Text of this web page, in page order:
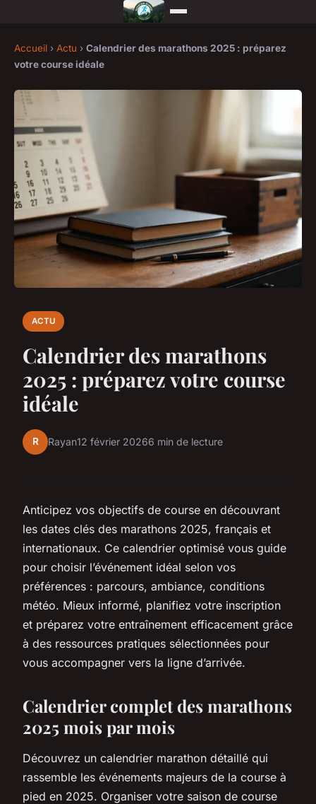
Accueil › Actu › Calendrier des marathons 2025 : préparez
votre course idéale
ACTU
Calendrier des marathons
2025 : préparez votre course
idéale
R Rayan12 février 20266 min de lecture
Anticipez vos objectifs de course en découvrant
les dates clés des marathons 2025, français et
internationaux. Ce calendrier optimisé vous guide
pour choisir l’événement idéal selon vos
préférences : parcours, ambiance, conditions
météo. Mieux informé, planifiez votre inscription
et préparez votre entraînement efficacement grâce
à des ressources pratiques sélectionnées pour
vous accompagner vers la ligne d’arrivée.
Calendrier complet des marathons
2025 mois par mois
Découvrez un calendrier marathon détaillé qui
rassemble les événements majeurs de la course à
pied en 2025. Organiser votre saison de course